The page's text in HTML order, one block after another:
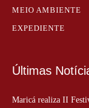
MEIO AMBIENTE
EXPEDIENTE
Últimas
Maricá realiza II